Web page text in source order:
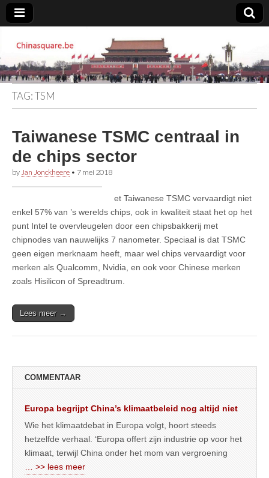
Chinasquare.be
TAG:TSM
Taiwanese TSMC centraal in
de chips sector
by Jan Jonckheere • 7 mei 2018
et Taiwanese TSMC vervaardigt niet
enkel 57% van ’s werelds chips, ook in kwaliteit staat het op het
punt Intel te overvleugelen door een chipsbakkerij met
chipnodes van nauwelijks 7 nanometer. Speciaal is dat TSMC
geen eigen merknaam heeft, maar wel chips vervaardigt voor
merken als Qualcomm, Nvidia, en ook voor Chinese merken
zoals Hisilicon of Spreadtrum.
Lees meer →
COMMENTAAR
Europa begrijpt China’s klimaatbeleid nog altijd niet
Wie het klimaatdebat in Europa volgt, hoort steeds
hetzelfde verhaal. ‘Europa offert zijn industrie op voor het
klimaat, terwijl China onder het mom van vergroening
… >> lees meer